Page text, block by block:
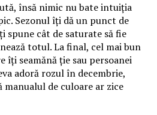
însă nimic nu bate intuiția
Sezonul îți dă un punct de
spune cât de saturate să fie
totul. La final, cel mai bun
îți seamănă ție sau persoanei
adoră rozul în decembrie,
manualul de culoare ar zice